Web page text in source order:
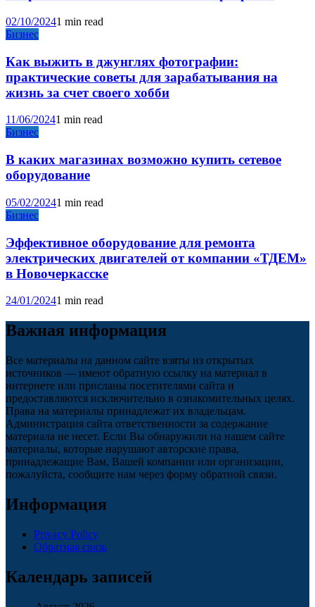
02/10/20241 min read
Бизнес
Как выжить в джунглях фотографии:
практические советы для зарабатывания на
жизнь за счет своего хобби
11/06/20241 min read
Бизнес
В каких магазинах возможно купить сетевое
оборудование
05/02/20241 min read
Бизнес
Эффективное оборудование для ремонта
электрических двигателей от компании «ТДЕМ»
в Новочеркасске
24/01/20241 min read
Важная информация
Все материалы на данном сайте взяты из открытых
источников — имеют обратную ссылку на материал в
интернете или присланы посетителями сайта и
предоставляются исключительно в ознакомительных целях.
Права на материалы принадлежат их владельцам.
Администрация сайта ответственности за содержание
материала не несет. Если Вы обнаружили на нашем сайте
материалы, которые нарушают авторские права,
принадлежащие Вам, Вашей компании или организации,
пожалуйста, сообщите нам через форму обратной связи.
Информация
Privacy Policy
Обратная связь
Календарь записей